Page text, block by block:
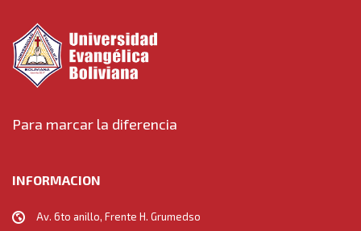
Para marcar la diferencia
INFORMACION
Av. 6to anillo, Frente H. Grumedso